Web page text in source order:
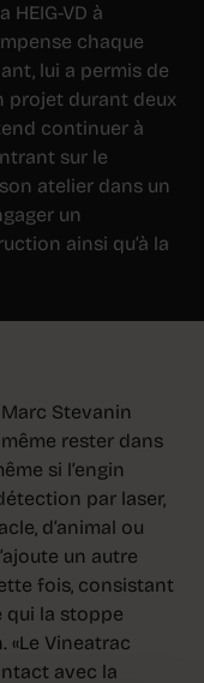
HEIG-VD à
chaque
lui a permis de
projet durant deux
continuer à
sur le
atelier dans un
un
ainsi qu’à la
Stevanin
rester dans
si l’engin
par laser,
d’animal ou
un autre
fois, consistant
qui la stoppe
«Le Vineatrac
avec la